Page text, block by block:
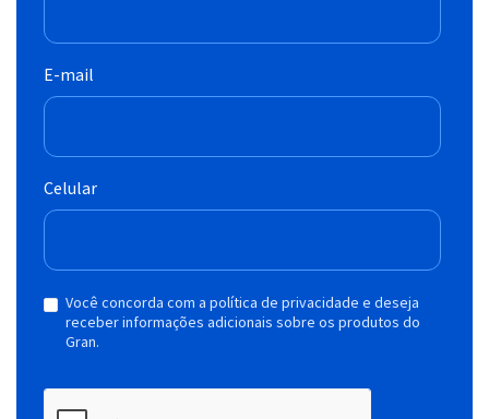
E-mail
Celular
Você concorda com a política de privacidade e deseja
receber informações adicionais sobre os produtos do
Gran.